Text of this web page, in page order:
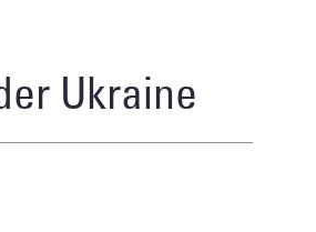
Ukraine